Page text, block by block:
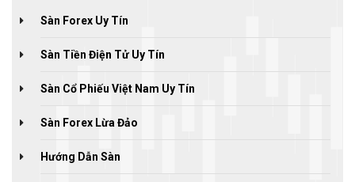
Sàn Forex Uy Tín
Sàn Tiền Điện Tử Uy Tín
Sàn Cổ Phiếu Việt Nam Uy Tín
Sàn Forex Lừa Đảo
Hướng Dẫn Sàn